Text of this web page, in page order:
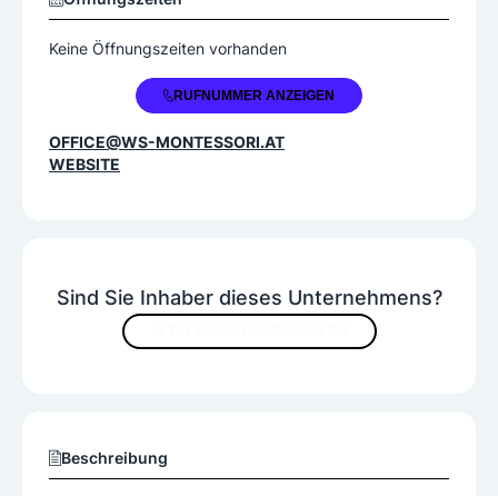
Sind Sie Inhaber dieses Unternehmens?
Beschreibung
Keine Öffnungszeiten vorhanden
+43 676 3718712RUFNUMMER ANZEIGEN
OFFICE@WS-MONTESSORI.AT
WEBSITE